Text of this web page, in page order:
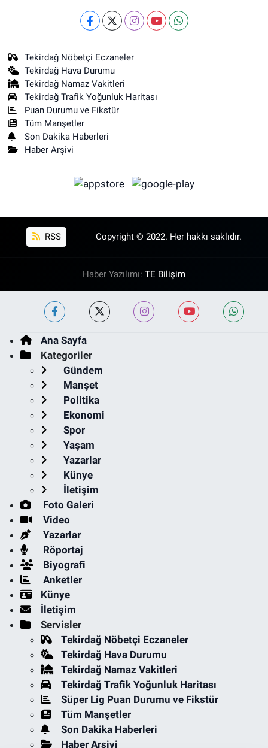
Tekirdağ Nöbetçi Eczaneler
Tekirdağ Hava Durumu
Tekirdağ Namaz Vakitleri
Tekirdağ Trafik Yoğunluk Haritası
Puan Durumu ve Fikstür
Tüm Manşetler
Son Dakika Haberleri
Haber Arşivi
RSS Copyright © 2022. Her hakkı saklıdır.
Haber Yazılımı: TE Bilişim
Ana Sayfa
Kategoriler
Gündem
Manşet
Politika
Ekonomi
Spor
Yaşam
Yazarlar
Künye
İletişim
Foto Galeri
Video
Yazarlar
Röportaj
Biyografi
Anketler
Künye
İletişim
Servisler
Tekirdağ Nöbetçi Eczaneler
Tekirdağ Hava Durumu
Tekirdağ Namaz Vakitleri
Tekirdağ Trafik Yoğunluk Haritası
Süper Lig Puan Durumu ve Fikstür
Tüm Manşetler
Son Dakika Haberleri
Haber Arşivi